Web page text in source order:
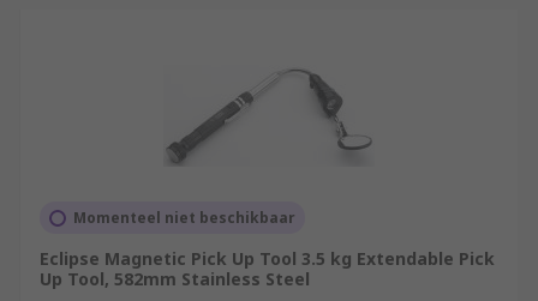
Momenteel niet beschikbaar
Eclipse Magnetic Pick Up Tool 3.5 kg Extendable Pick
Up Tool, 582mm Stainless Steel